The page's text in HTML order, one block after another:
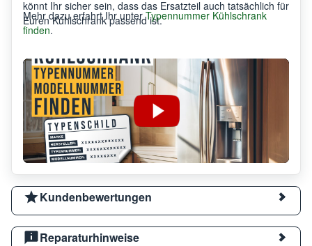
könnt Ihr sicher sein, dass das Ersatzteil auch tatsächlich für
Euren Kühlschrank passend ist.
Mehr dazu erfahrt Ihr unterTypennummer Kühlschrank
finden.
Kundenbewertungen
Reparaturhinweise